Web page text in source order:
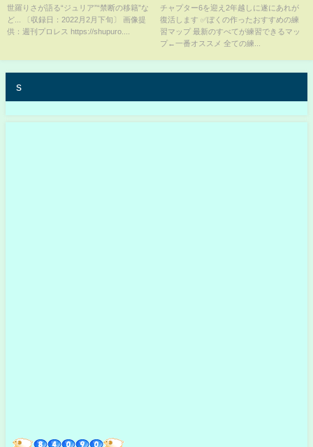
【DDMvsプロミネンス】
世羅りさが語る“ジュリア”“禁断の移籍”な
ど... 〔収録日：2022月2月下旬〕 画像提
供：週刊プロレス https://shupuro....
【フォートナイト/Fortnite】
チャプター6を迎え2年越しに遂にあれが
復活します ✅ぼくの作ったおすすめの練
習マップ 最新のすべてが練習できるマッ
プ←一番オススメ 全ての練...
s